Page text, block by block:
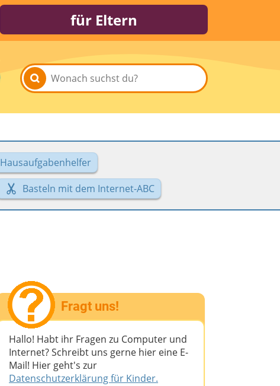
für Eltern
Hausaufgabenhelfer
Basteln mit dem Internet-ABC
Fragt uns!
Hallo! Habt ihr Fragen zu Computer und
Internet? Schreibt uns gerne hier eine E-
Mail! Hier geht's zur
Datenschutzerklärung für Kinder.